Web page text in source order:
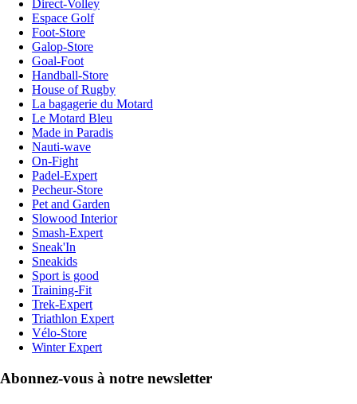
Direct-Volley
Espace Golf
Foot-Store
Galop-Store
Goal-Foot
Handball-Store
House of Rugby
La bagagerie du Motard
Le Motard Bleu
Made in Paradis
Nauti-wave
On-Fight
Padel-Expert
Pecheur-Store
Pet and Garden
Slowood Interior
Smash-Expert
Sneak'In
Sneakids
Sport is good
Training-Fit
Trek-Expert
Triathlon Expert
Vélo-Store
Winter Expert
Abonnez-vous à notre newsletter